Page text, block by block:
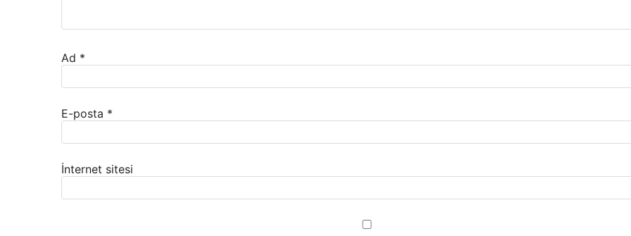
Ad *
E-posta *
İnternet sitesi